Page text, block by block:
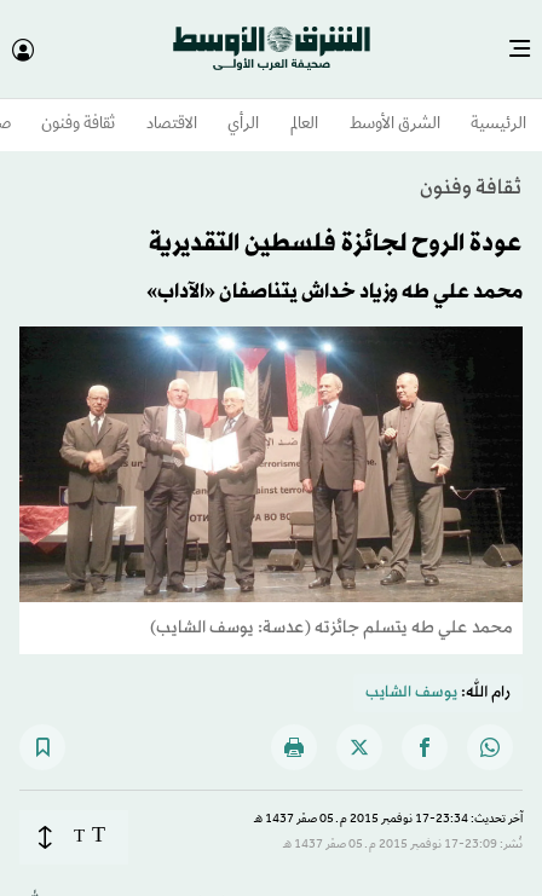
الرئيسية الشرق الأوسط​ العالم الرأي الاقتصاد ثقافة وفنون
ثقافة وفنون
عودة الروح لجائزة فلسطين التقديرية
محمد علي طه وزياد خداش يتناصفان «الآداب»
محمد علي طه يتسلم جائزته (عدسة: يوسف الشايب)
رام الله:يوسف الشايب
آخر تحديث: 23:34-17 نوفمبر 2015 م ـ 05 صفَر 1437 هـ
نُشر: 23:09-17 نوفمبر 2015 م ـ 05 صفَر 1437 هـ
T
T